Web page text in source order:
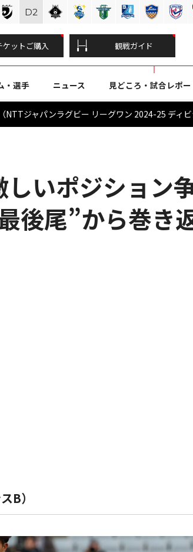
ケットご購入 観戦ガイド
・選手 ニュース 見どころ・試合レポー
ジャパンラグビー リーグワン 2024-25 ディビ
いポジション
後尾”から巻き
B）
D2